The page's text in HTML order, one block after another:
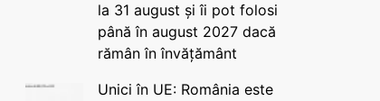
la 31 august și îi pot folosi
până în august 2027 dacă
rămân în învățământ
Unici în UE: România este